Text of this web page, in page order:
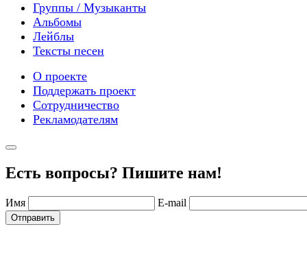
Группы / Музыканты
Альбомы
Лейблы
Тексты песен
О проекте
Поддержать проект
Сотрудничество
Рекламодателям
Есть вопросы? Пишите нам!
Имя E-mail